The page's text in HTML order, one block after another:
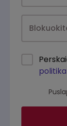
politika